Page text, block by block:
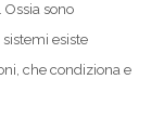
. Ossia sono
esiste
che condiziona e